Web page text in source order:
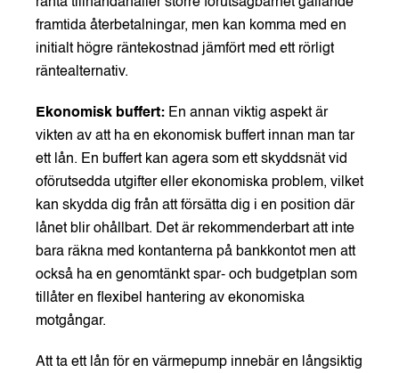
framtida återbetalningar, men kan komma med en
initialt högre räntekostnad jämfört med ett rörligt
räntealternativ.
Ekonomisk buffert: En annan viktig aspekt är
vikten av att ha en ekonomisk buffert innan man tar
ett lån. En buffert kan agera som ett skyddsnät vid
oförutsedda utgifter eller ekonomiska problem, vilket
kan skydda dig från att försätta dig i en position där
lånet blir ohållbart. Det är rekommenderbart att inte
bara räkna med kontanterna på bankkontot men att
också ha en genomtänkt spar- och budgetplan som
tillåter en flexibel hantering av ekonomiska
motgångar.
Att ta ett lån för en värmepump innebär en långsiktig